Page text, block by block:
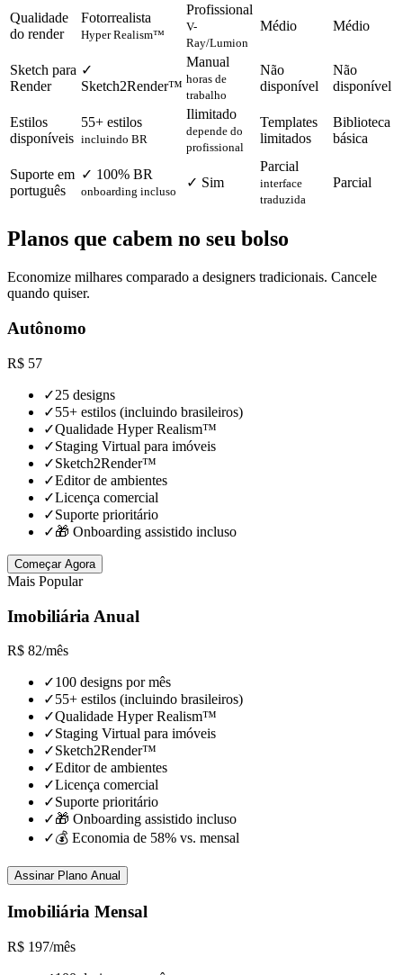
Qualidade
do render
Fotorrealista
Hyper Realism™
Profissional
V-
Ray/Lumion
Médio Médio
Sketch para
Render
✓
Sketch2Render™
Manual
horas de
trabalho
Não
disponível
Não
disponível
Estilos
disponíveis
55+ estilos
incluindo BR
Ilimitado
depende do
profissional
Templates
limitados
Biblioteca
básica
Suporte em
português
✓ 100% BR
onboarding incluso
✓ Sim
Parcial
interface
traduzida
Parcial
Planos que cabem no seu bolso
Economize milhares comparado a designers tradicionais. Cancele
quando quiser.
Autônomo
R$ 57
✓25 designs
✓55+ estilos (incluindo brasileiros)
✓Qualidade Hyper Realism™
✓Staging Virtual para imóveis
✓Sketch2Render™
✓Editor de ambientes
✓Licença comercial
✓Suporte prioritário
✓🎁 Onboarding assistido incluso
Começar Agora
Mais Popular
Imobiliária Anual
R$ 82/mês
✓100 designs por mês
✓55+ estilos (incluindo brasileiros)
✓Qualidade Hyper Realism™
✓Staging Virtual para imóveis
✓Sketch2Render™
✓Editor de ambientes
✓Licença comercial
✓Suporte prioritário
✓🎁 Onboarding assistido incluso
✓💰 Economia de 58% vs. mensal
Assinar Plano Anual
Imobiliária Mensal
R$ 197/mês